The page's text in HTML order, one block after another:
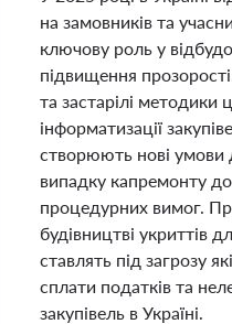
на замовників та
ключову роль у
підвищення
та застарілі методики
інформатизації
створюють нові умови
випадку капремонту
процедурних вимог.
будівництві укриттів
ставлять під загрозу
сплати податків та
закупівель в Україні.